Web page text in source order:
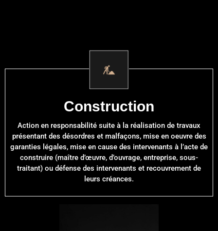
Construction
Action en responsabilité suite à la réalisation de travaux
présentant des désordres et malfaçons, mise en oeuvre des
garanties légales, mise en cause des intervenants à l’acte de
construire (maître d’œuvre, d’ouvrage, entreprise, sous-
traitant) ou défense des intervenants et recouvrement de
leurs créances.